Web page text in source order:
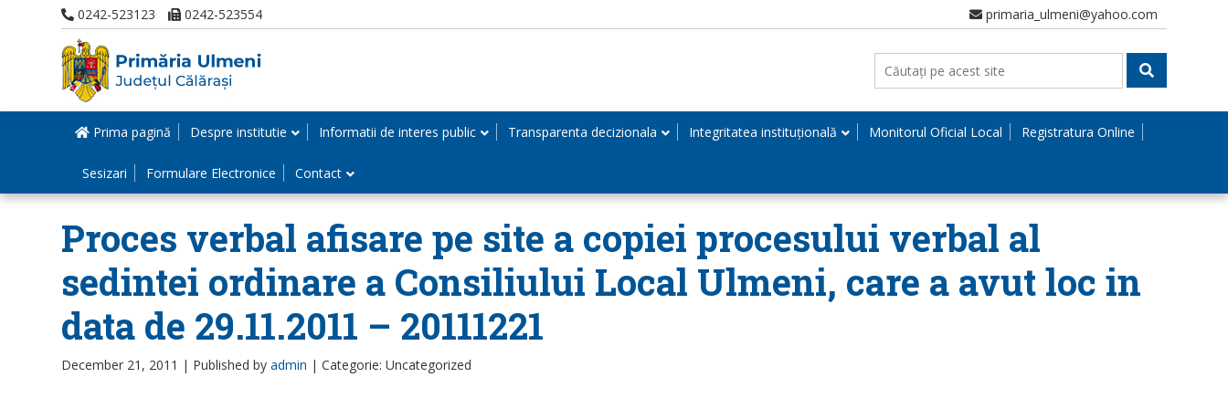
0242-523123 0242-523554 primaria_ulmeni@yahoo.com
Prima pagină Despre institutie Informatii de interes public Transparenta decizionala Integritatea instituțională Monitorul Oficial Local Registratura Online
Sesizari Formulare Electronice Contact
Proces verbal afisare pe site a copiei procesului verbal al
sedintei ordinare a Consiliului Local Ulmeni, care a avut loc in
data de 29.11.2011 – 20111221
December 21, 2011 | Published by admin | Categorie: Uncategorized